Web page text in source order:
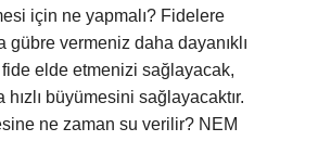
için ne yapmalı? Fidelere
gübre vermeniz daha dayanıklı
elde etmenizi sağlayacak,
büyümesini sağlayacaktır.
ne zaman su verilir? NEM